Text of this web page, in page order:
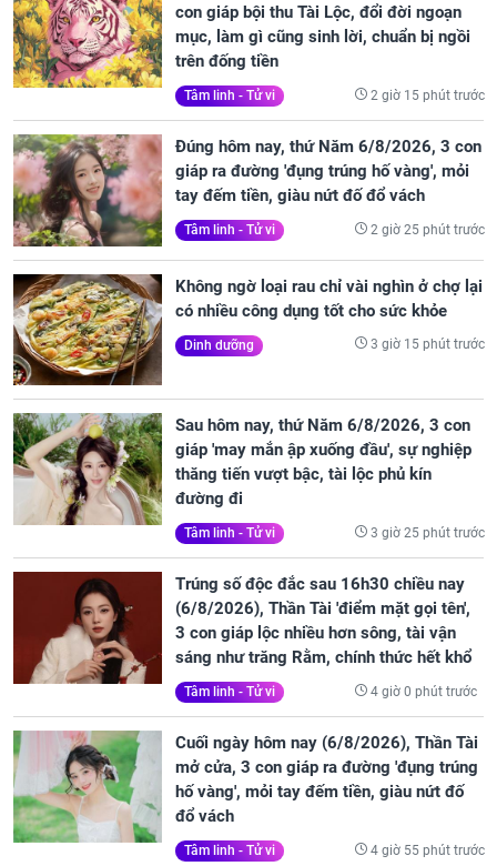
con giáp bội thu Tài Lộc, đổi đời ngoạn
mục, làm gì cũng sinh lời, chuẩn bị ngồi
trên đống tiền
Tâm linh - Tử vi 2 giờ 15 phút trước
Đúng hôm nay, thứ Năm 6/8/2026, 3 con
giáp ra đường 'đụng trúng hố vàng', mỏi
tay đếm tiền, giàu nứt đố đổ vách
Tâm linh - Tử vi 2 giờ 25 phút trước
Không ngờ loại rau chỉ vài nghìn ở chợ lại
có nhiều công dụng tốt cho sức khỏe
Dinh dưỡng 3 giờ 15 phút trước
Sau hôm nay, thứ Năm 6/8/2026, 3 con
giáp 'may mắn ập xuống đầu', sự nghiệp
thăng tiến vượt bậc, tài lộc phủ kín
đường đi
Tâm linh - Tử vi 3 giờ 25 phút trước
Trúng số độc đắc sau 16h30 chiều nay
(6/8/2026), Thần Tài 'điểm mặt gọi tên',
3 con giáp lộc nhiều hơn sông, tài vận
sáng như trăng Rằm, chính thức hết khổ
Tâm linh - Tử vi 4 giờ 0 phút trước
Cuối ngày hôm nay (6/8/2026), Thần Tài
mở cửa, 3 con giáp ra đường 'đụng trúng
hố vàng', mỏi tay đếm tiền, giàu nứt đố
đổ vách
Tâm linh - Tử vi 4 giờ 55 phút trước